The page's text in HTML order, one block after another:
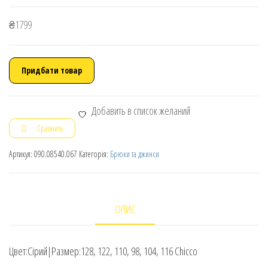
₴1799
Придбати товар
Добавить в список желаний
Сравнить
Артикул: 090.08540.067 Категорія: Брюки та джинси
ОПИС
Цвет:Сірий|Размер:128, 122, 110, 98, 104, 116 Chicco